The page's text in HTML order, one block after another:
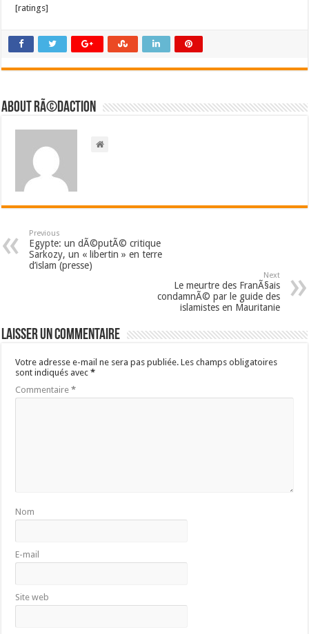
[ratings]
About RÃ©daction
Previous
Egypte: un dÃ©putÃ© critique
Sarkozy, un « libertin » en terre
d’islam (presse)
Next
Le meurtre des FranÃ§ais
condamnÃ© par le guide des
islamistes en Mauritanie
Laisser un commentaire
Votre adresse e-mail ne sera pas publiée. Les champs obligatoires
sont indiqués avec*
Commentaire*
Nom
E-mail
Site web